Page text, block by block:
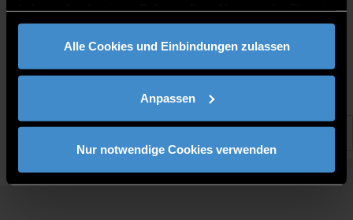
gesammelt haben.
Alle Cookies und Einbindungen zulassen
Anpassen
Nur notwendige Cookies verwenden